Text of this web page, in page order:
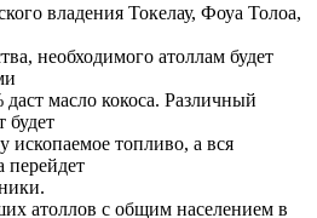
владения Токелау, Фоуа Толоа,
необходимого атоллам будет
масло кокоса. Различный
будет
ископаемое топливо, а вся
перейдет
атоллов с общим населением в